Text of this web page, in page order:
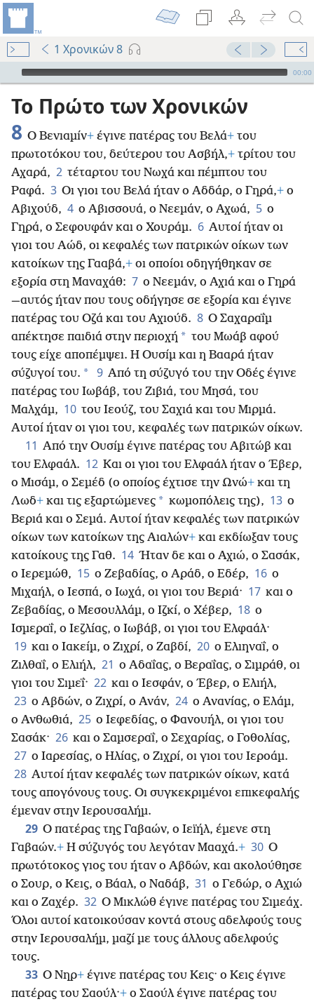
1 Χρονικών 8
Audio Player
00:00
Το Πρώτο των Χρονικών
8 Ο Βενιαμίν+ έγινε πατέρας του Βελά+ του
πρωτοτόκου του, δεύτερου του Ασβήλ,+ τρίτου του
Αχαρά, 2 τέταρτου του Νωχά και πέμπτου του
Ραφά. 3 Οι γιοι του Βελά ήταν ο Αδδάρ, ο Γηρά,+ ο
Αβιχούδ, 4 ο Αβισσουά, ο Νεεμάν, ο Αχωά, 5 ο
Γηρά, ο Σεφουφάν και ο Χουράμ. 6 Αυτοί ήταν οι
γιοι του Αώδ, οι κεφαλές των πατρικών οίκων των
κατοίκων της Γααβά,+ οι οποίοι οδηγήθηκαν σε
εξορία στη Μαναχάθ: 7 ο Νεεμάν, ο Αχιά και ο Γηρά
—αυτός ήταν που τους οδήγησε σε εξορία και έγινε
πατέρας του Οζά και του Αχιούδ. 8 Ο Σαχαραΐμ
απέκτησε παιδιά στην περιοχή * του Μωάβ αφού
τους είχε αποπέμψει. Η Ουσίμ και η Βααρά ήταν
σύζυγοί του. * 9 Από τη σύζυγό του την Οδές έγινε
πατέρας του Ιωβάβ, του Ζιβιά, του Μησά, του
Μαλχάμ, 10 του Ιεούζ, του Σαχιά και του Μιρμά.
Αυτοί ήταν οι γιοι του, κεφαλές των πατρικών οίκων.
11 Από την Ουσίμ έγινε πατέρας του Αβιτώβ και
του Ελφαάλ. 12 Και οι γιοι του Ελφαάλ ήταν ο Έβερ,
ο Μισάμ, ο Σεμέδ (ο οποίος έχτισε την Ωνώ+ και τη
Λωδ+ και τις εξαρτώμενες * κωμοπόλεις της), 13 ο
Βεριά και ο Σεμά. Αυτοί ήταν κεφαλές των πατρικών
οίκων των κατοίκων της Αιαλών+ και εκδίωξαν τους
κατοίκους της Γαθ. 14 Ήταν δε και ο Αχιώ, ο Σασάκ,
ο Ιερεμώθ, 15 ο Ζεβαδίας, ο Αράδ, ο Εδέρ, 16 ο
Μιχαήλ, ο Ιεσπά, ο Ιωχά, οι γιοι του Βεριά· 17 και ο
Ζεβαδίας, ο Μεσουλλάμ, ο Ιζκί, ο Χέβερ, 18 ο
Ισμεραΐ, ο Ιεζλίας, ο Ιωβάβ, οι γιοι του Ελφαάλ·
19 και ο Ιακείμ, ο Ζιχρί, ο Ζαβδί, 20 ο Ελιηναΐ, ο
Ζιλθαΐ, ο Ελιήλ, 21 ο Αδαΐας, ο Βεραΐας, ο Σιμράθ, οι
γιοι του Σιμεΐ· 22 και ο Ιεσφάν, ο Έβερ, ο Ελιήλ,
23 ο Αβδών, ο Ζιχρί, ο Ανάν, 24 ο Ανανίας, ο Ελάμ,
ο Ανθωθιά, 25 ο Ιεφεδίας, ο Φανουήλ, οι γιοι του
Σασάκ· 26 και ο Σαμσεραΐ, ο Σεχαρίας, ο Γοθολίας,
27 ο Ιαρεσίας, ο Ηλίας, ο Ζιχρί, οι γιοι του Ιεροάμ.
28 Αυτοί ήταν κεφαλές των πατρικών οίκων, κατά
τους απογόνους τους. Οι συγκεκριμένοι επικεφαλής
έμεναν στην Ιερουσαλήμ.
29 Ο πατέρας της Γαβαών, ο Ιεϊήλ, έμενε στη
Γαβαών.+ Η σύζυγός του λεγόταν Μααχά.+ 30 Ο
πρωτότοκος γιος του ήταν ο Αβδών, και ακολούθησε
ο Σουρ, ο Κεις, ο Βάαλ, ο Ναδάβ, 31 ο Γεδώρ, ο Αχιώ
και ο Ζαχέρ. 32 Ο Μικλώθ έγινε πατέρας του Σιμεάχ.
Όλοι αυτοί κατοικούσαν κοντά στους αδελφούς τους
στην Ιερουσαλήμ, μαζί με τους άλλους αδελφούς
τους.
33 Ο Νηρ+ έγινε πατέρας του Κεις· ο Κεις έγινε
πατέρας του Σαούλ·+ ο Σαούλ έγινε πατέρας του